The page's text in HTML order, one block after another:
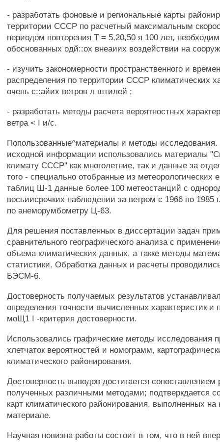
- разработать фоновые и региональные карты
территории СССР по расчетный максимальным
периодом повторения Т = 5,20,50 я 100 лет,
обоснованных одй::ох внеаиих воздействии на
- изучить закономерности пространственного и
распределения по территории СССР климатических
очень с::айих ветров л штилей ;
- разработать методы расчета вероятностных
ветра < I и/с.
Попользованные^материалы и методы исследования.
исходной информации использовались материалы
климату СССР" как многолетние, так и данные за
того - специально отобранные из метеорологических
таблиц Ш-1 данные более 100 метеостанций с
восьиисрочких наблюдении за ветром с 1966 по 1985
по анеморумбометру Ц-63.
Для решения поставленных в диссертации задач
сравнительного географического анализа с
объема климатических данных, а такке методы
статистики. Обработка данных и расчеты
БЭСМ-6.
Достоверность получаемых результатов
определения точности вычисленных характеристик и
моЩ1 I -критерия достоверности.
Использовались графические методы исследования
хлетчаток вероятностей и номограмм,
климатического районирования.
Достоверность выводов достигается сопоставлением
полученных различными методами; подтверкдается
карт климатического районирования, выполненных
материале.
Научная новизна работы состоит в том, что в ней